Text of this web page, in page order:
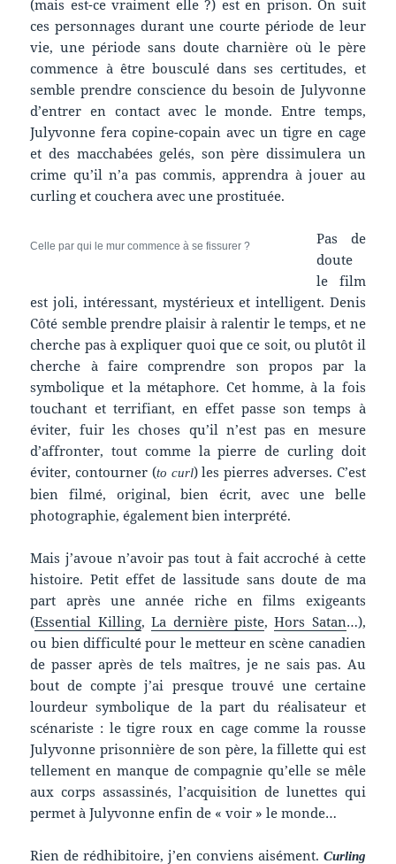
(mais est-ce vraiment elle ?) est en prison. On suit
ces personnages durant une courte période de leur
vie, une période sans doute charnière où le père
commence à être bousculé dans ses certitudes, et
semble prendre conscience du besoin de Julyvonne
d’entrer en contact avec le monde. Entre temps,
Julyvonne fera copine-copain avec un tigre en cage
et des macchabées gelés, son père dissimulera un
crime qu’il n’a pas commis, apprendra à jouer au
curling et couchera avec une prostituée.
Celle par qui le mur commence à se fissurer ?
Pas de
doute
le film
est joli, intéressant, mystérieux et intelligent. Denis
Côté semble prendre plaisir à ralentir le temps, et ne
cherche pas à expliquer quoi que ce soit, ou plutôt il
cherche à faire comprendre son propos par la
symbolique et la métaphore. Cet homme, à la fois
touchant et terrifiant, en effet passe son temps à
éviter, fuir les choses qu’il n’est pas en mesure
d’affronter, tout comme la pierre de curling doit
éviter, contourner (to curl) les pierres adverses. C’est
bien filmé, original, bien écrit, avec une belle
photographie, également bien interprété.
Mais j’avoue n’avoir pas tout à fait accroché à cette
histoire. Petit effet de lassitude sans doute de ma
part après une année riche en films exigeants
(Essential Killing,La dernière piste,Hors Satan…),
ou bien difficulté pour le metteur en scène canadien
de passer après de tels maîtres, je ne sais pas. Au
bout de compte j’ai presque trouvé une certaine
lourdeur symbolique de la part du réalisateur et
scénariste : le tigre roux en cage comme la rousse
Julyvonne prisonnière de son père, la fillette qui est
tellement en manque de compagnie qu’elle se mêle
aux corps assassinés, l’acquisition de lunettes qui
permet à Julyvonne enfin de « voir » le monde…
Rien de rédhibitoire, j’en conviens aisément. Curling